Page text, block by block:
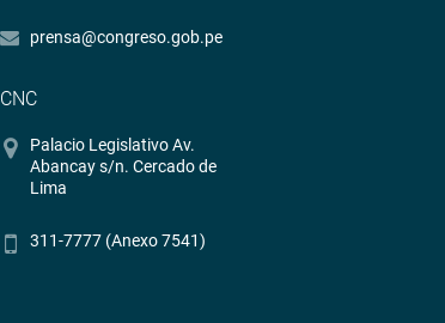
prensa@congreso.gob.pe
CNC
Palacio Legislativo Av.
Abancay s/n. Cercado de
Lima
311-7777 (Anexo 7541)